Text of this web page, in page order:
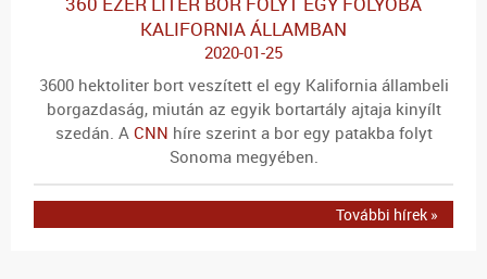
KALIFORNIA ÁLLAMBAN
2020-01-25
3600 hektoliter bort veszített el egy Kalifornia állambeli
borgazdaság, miután az egyik bortartály ajtaja kinyílt
szedán. A CNN híre szerint a bor egy patakba folyt
Sonoma megyében.
További hírek »